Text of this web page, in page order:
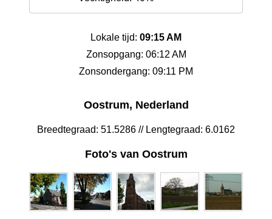
Lokale tijd: 09:15 AM
Zonsopgang: 06:12 AM
Zonsondergang: 09:11 PM
Oostrum, Nederland
Breedtegraad: 51.5286 // Lengtegraad: 6.0162
Foto's van Oostrum